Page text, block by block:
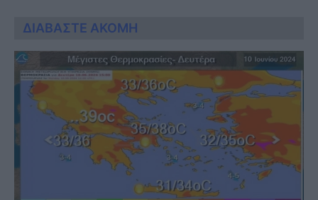
ΔΙΑΒΑΣΤΕ ΑΚΟΜΗ